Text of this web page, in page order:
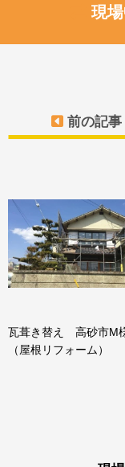
現
前の記事
瓦葺き替え 高砂市M
（屋根リフォーム）